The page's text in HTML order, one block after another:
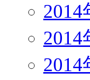
2014
2014
2014